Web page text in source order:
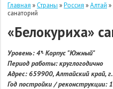
Главная »Страны »Россия »Алтай »
санаторий
«Белокуриха»
Уровень: 4*- Корпус "Южный"
Период работы: круглогодично
Адрес: 659900, Алтайский край,
Год постройки / реконструкции: